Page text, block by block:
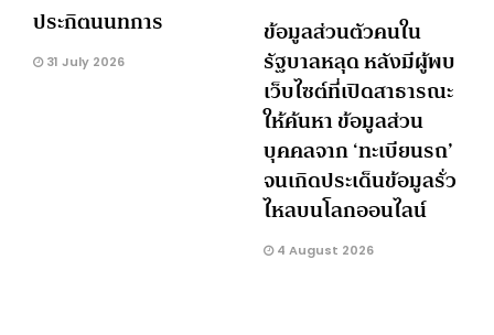
ประกิตนนทการ
31 July 2026
ข้อมูลส่วนตัวคนใน
รัฐบาลหลุด หลังมีผู้พบ
เว็บไซต์ที่เปิดสาธารณะ
ให้ค้นหา ข้อมูลส่วน
บุคคลจาก ‘ทะเบียนรถ’
จนเกิดประเด็นข้อมูลรั่ว
ไหลบนโลกออนไลน์
4 August 2026